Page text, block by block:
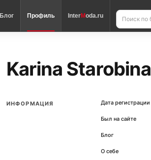
Блог Профиль InterModa.ru
Karina Starobina
ИНФОРМАЦИЯ Дата регистрации
Был на сайте
Блог
О себе